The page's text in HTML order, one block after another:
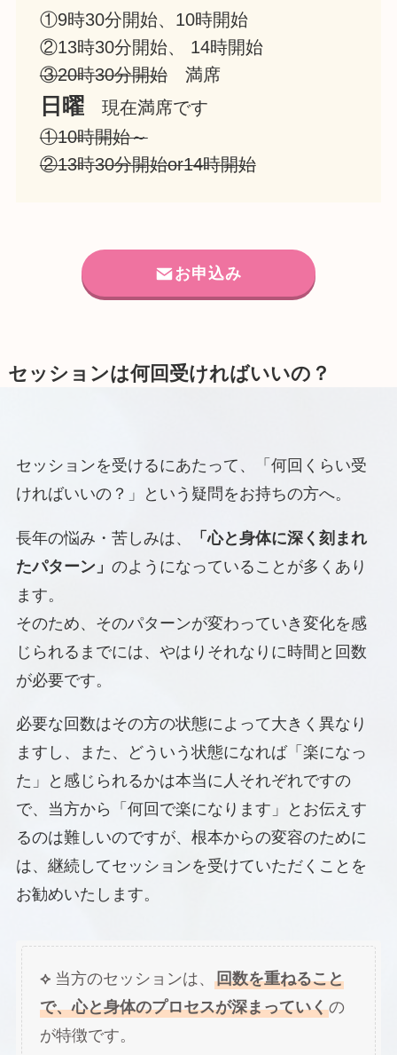
①9時30分開始、10時開始
②13時30分開始、 14時開始
③20時30分開始満席
日曜現在満席です
①10時開始～
②13時30分開始or14時開始
お申込み
セッションは何回受ければいいの？
セッションを受けるにあたって、「何回くらい受
ければいいの？」という疑問をお持ちの方へ。
長年の悩み・苦しみは、
「心と身体に深く刻まれ
たパターン」 のようになっていることが多くあり
ます。
そのため、そのパターンが変わっていき変化を感
じられるまでには、やはりそれなりに時間と回数
が必要です。
必要な回数はその方の状態によって大きく異なり
ますし、また、どういう状態になれば「楽になっ
た」と感じられるかは本当に人それぞれですの
で、当方から「何回で楽になります」とお伝えす
るのは難しいのですが、根本からの変容のために
は、継続してセッションを受けていただくことを
お勧めいたします。
⟡当方のセッションは、 回数を重ねること
で、心と身体のプロセスが深まっていくの
が特徴です。